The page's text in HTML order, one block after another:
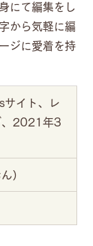
にて編集をし
から気軽に編
ジに愛着を持
イト、レ
、2021年3
）